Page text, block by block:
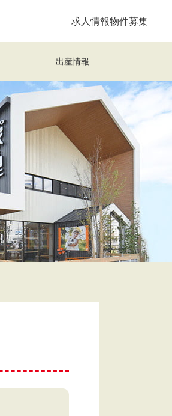
求人情報物件募集
出産情報